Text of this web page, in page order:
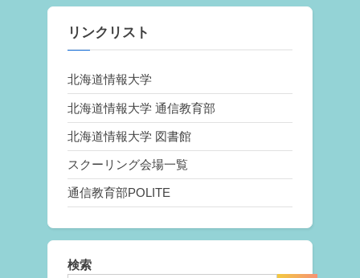
リンクリスト
北海道情報大学
北海道情報大学 通信教育部
北海道情報大学 図書館
スクーリング会場一覧
通信教育部POLITE
検索